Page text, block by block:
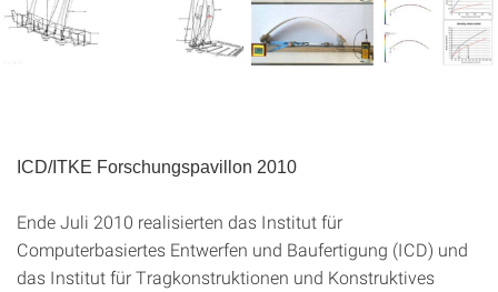
ICD/ITKE Forschungspavillon 2010
Ende Juli 2010 realisierten das Institut für
Computerbasiertes Entwerfen und Baufertigung (ICD) und
das Institut für Tragkonstruktionen und Konstruktives